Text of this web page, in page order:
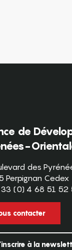
de
des
Perpignan Cedex
(0) 4 68 51 52
contacter
à la